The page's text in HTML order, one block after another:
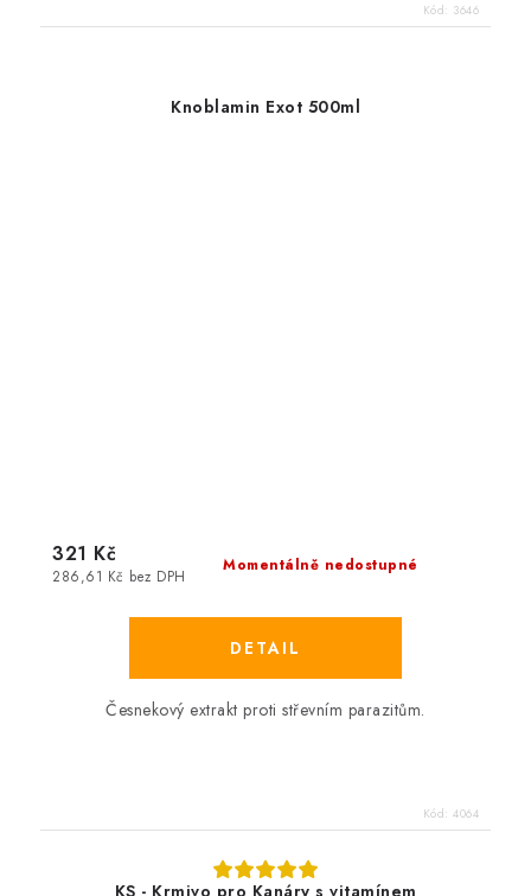
Kód: 3646
Knoblamin Exot 500ml
Momentálně nedostupné
286,61 Kč bez DPH
321 Kč
Česnekový extrakt proti střevním parazitům.
Kód: 4064
KS - Krmivo pro Kanáry s vitamínem